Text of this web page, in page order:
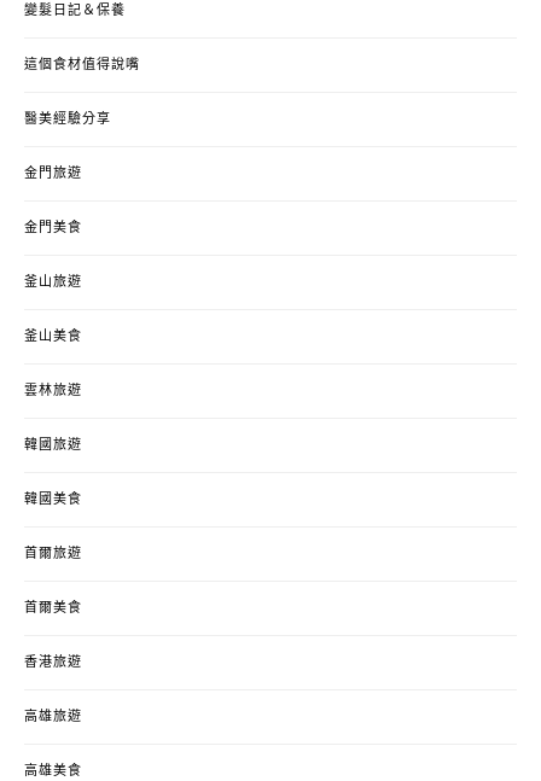
變髮日記＆保養
這個食材值得說嘴
醫美經驗分享
金門旅遊
金門美食
釜山旅遊
釜山美食
雲林旅遊
韓國旅遊
韓國美食
首爾旅遊
首爾美食
香港旅遊
高雄旅遊
高雄美食